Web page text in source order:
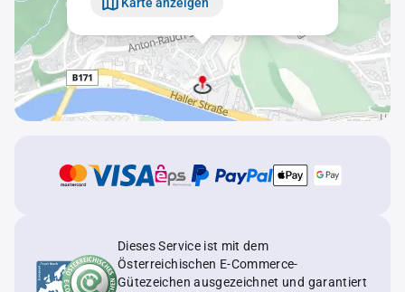
Dieses Service ist mit dem
Österreichischen E-Commerce-
Gütezeichen ausgezeichnet und garantiert